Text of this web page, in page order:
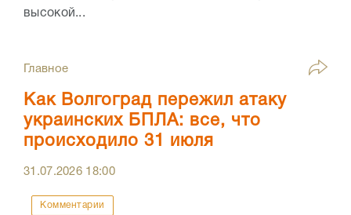
высокой...
Главное
Как Волгоград пережил атаку
украинских БПЛА: все, что
происходило 31 июля
31.07.2026 18:00
Комментарии